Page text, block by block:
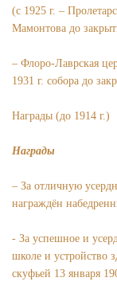
(с 1925 г. –
Мамонтова до
– Флоро-Лаврская
1931 г. собора до
Награды (до 1914 г.)
Награды
– За отличную
награждён
- За успешное и
школе и устройство
скуфьей 13 января